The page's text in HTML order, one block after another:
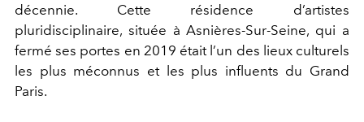
décennie. Cette résidence d’artistes
pluridisciplinaire, située à Asnières-Sur-Seine, qui a
fermé ses portes en 2019 était l’un des lieux culturels
les plus méconnus et les plus influents du Grand
Paris.